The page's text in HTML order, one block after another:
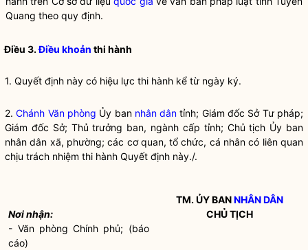
Quang theo quy định.
Điều 3.Điều khoản thi hành
1. Quyết định này có hiệu lực thi hành kể từ ngày ký.
2.Chánh Văn phòng Ủy ban nhân dân tỉnh; Giám đốc Sở Tư pháp;
Giám đốc Sở; Thủ trưởng ban, ngành cấp tỉnh; Chủ tịch Ủy ban
nhân dân xã, phường; các cơ quan, tổ chức, cá nhân có liên quan
chịu trách nhiệm thi hành Quyết định này./.
Nơi nhận:
- Văn phòng Chính phủ; (báo
cáo)
TM. ỦY BANNHÂN DÂN
CHỦ TỊCH